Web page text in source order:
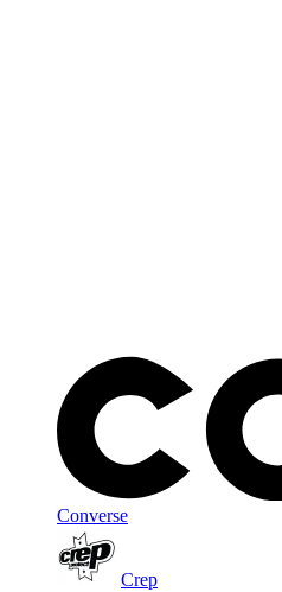
Converse
Crep